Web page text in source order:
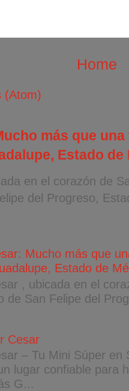
Home
(Atom)
más que
Estado de
en el corazón de
del Progreso,
Mucho más que
Estado de
, ubicada en el
de San Felipe del
Cesar
– Tu Mini Súper en
lugar confiable para
G...